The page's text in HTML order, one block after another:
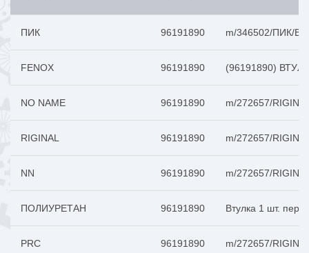
ПИК 96191890 m/346502/ПИК/
FENOX 96191890 (96191890)
NO NAME 96191890 m/272657/
RIGINAL 96191890 m/272657/
NN 96191890 m/272657/
ПОЛИУРЕТАН 96191890 Втулка 1 шт.
PRC 96191890 m/272657/